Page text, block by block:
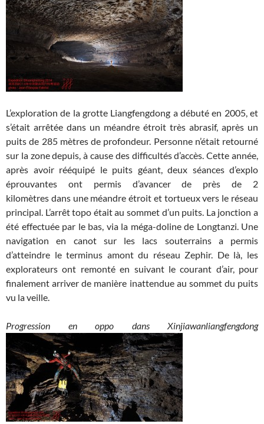
L’exploration de la grotte Liangfengdong a débuté en 2005, et
s’était arrêtée dans un méandre étroit très abrasif, après un
puits de 285 mètres de profondeur. Personne n’était retourné
sur la zone depuis, à cause des difficultés d’accès. Cette année,
après avoir rééquipé le puits géant, deux séances d’explo
éprouvantes ont permis d’avancer de près de 2
kilomètres dans une méandre étroit et tortueux vers le réseau
principal. L’arrêt topo était au sommet d’un puits. La jonction a
été effectuée par le bas, via la méga-doline de Longtanzi. Une
navigation en canot sur les lacs souterrains a permis
d’atteindre le terminus amont du réseau Zephir. De là, les
explorateurs ont remonté en suivant le courant d’air, pour
finalement arriver de manière inattendue au sommet du puits
vu la veille.
Progression en oppo dans Xinjiawanliangfengdong